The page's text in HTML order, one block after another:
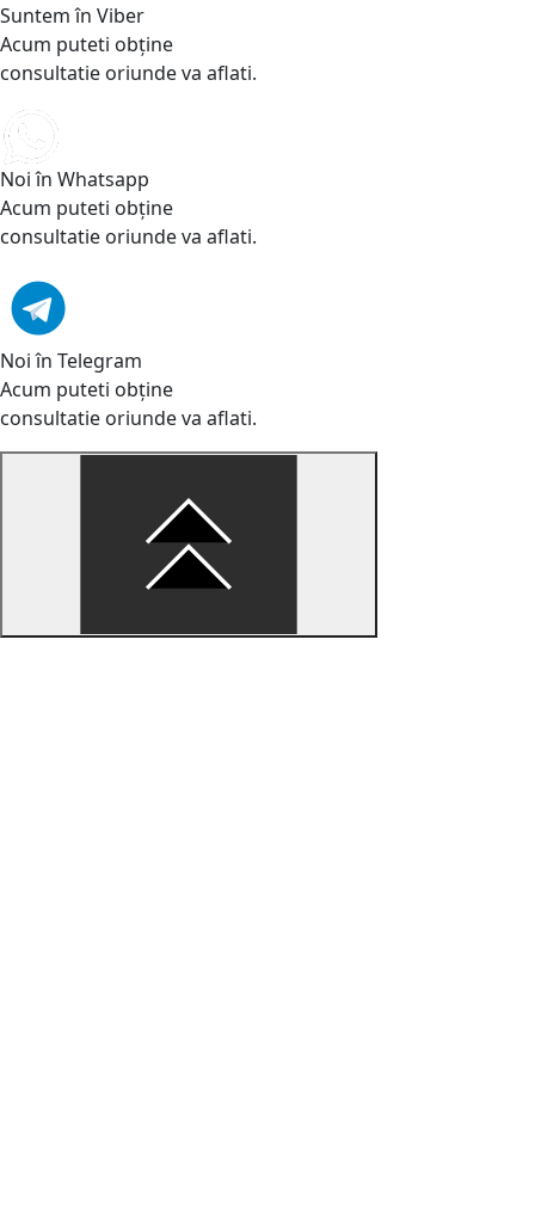
Suntem în Viber
Acum puteti obține
consultatie oriunde va aflati.
Noi în Whatsapp
Acum puteti obține
consultatie oriunde va aflati.
Noi în Telegram
Acum puteti obține
consultatie oriunde va aflati.